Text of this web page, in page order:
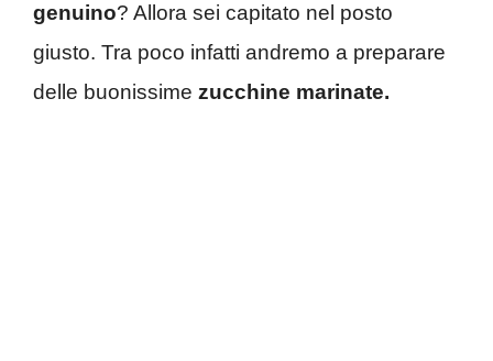
genuino? Allora sei capitato nel posto
giusto. Tra poco infatti andremo a preparare
delle buonissime zucchine marinate.